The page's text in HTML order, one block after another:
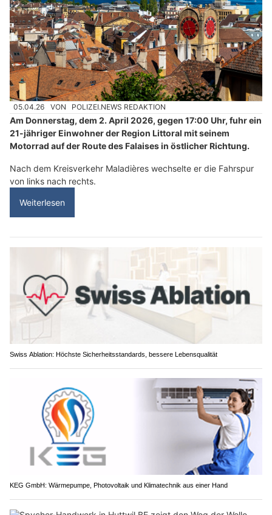
05.04.26 VON POLIZEI.NEWS REDAKTION
Am Donnerstag, dem 2. April 2026, gegen 17:00 Uhr, fuhr ein
21-jähriger Einwohner der Region Littoral mit seinem
Motorrad auf der Route des Falaises in östlicher Richtung.
Nach dem Kreisverkehr Maladières wechselte er die Fahrspur
von links nach rechts.
Weiterlesen
Swiss Ablation: Höchste Sicherheitsstandards, bessere Lebensqualität
KEG GmbH: Wärmepumpe, Photovoltaik und Klimatechnik aus einer Hand